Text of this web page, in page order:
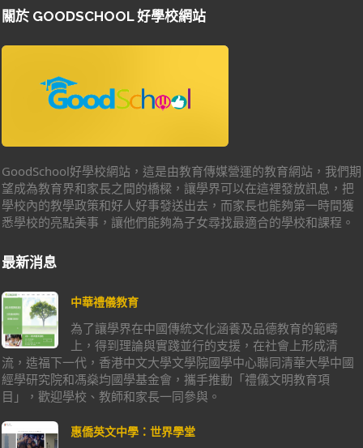
關於 GOODSCHOOL 好學校網站
GoodSchool好學校網站，這是由教育傳媒營運的教育網站，我們期
望成為教育界和家長之間的橋樑，讓學界可以在這裡發放訊息，把
學校內的教學政策和好人好事發送出去，而家長也能夠第一時間獲
悉學校的亮點美事，讓他們能夠為子女尋找最適合的學校和課程。
最新消息
中華禮儀教育
為了讓學界在中國傳統文化涵養及品德教育的範疇
上，得到理論與實踐並行的支援，在社會上形成清
流，造福下一代，香港中文大學文學院國學中心聯同清華大學中國
經學研究院和馮燊均國學基金會，攜手推動「禮儀文明教育項
目」，歡迎學校、教師和家長一同參與。
惠僑英文中學：世界學堂